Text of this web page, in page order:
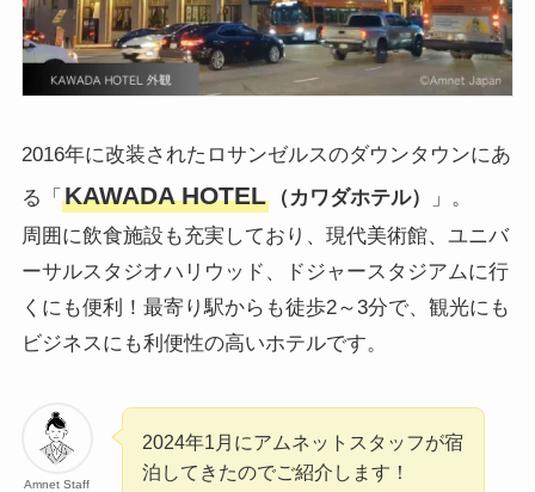
2016年に改装されたロサンゼルスのダウンタウンにあ
る「 KAWADA HOTEL（カワダホテル）
」。
周囲に飲食施設も充実しており、現代美術館、ユニバ
ーサルスタジオハリウッド、ドジャースタジアムに行
くにも便利！最寄り駅からも徒歩2～3分で、観光にも
ビジネスにも利便性の高いホテルです。
Amnet Staff
2024年1月にアムネットスタッフが宿
泊してきたのでご紹介します！